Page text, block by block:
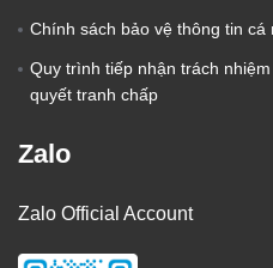
Chính sách bảo vệ thông tin cá
Quy trình tiếp nhận trách
quyết tranh chấp
Zalo
Zalo Official Account